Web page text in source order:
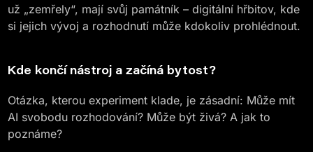
už „zemřely“, mají svůj památník – digitální hřbitov, kde
si jejich vývoj a rozhodnutí může kdokoliv prohlédnout.
Kde končí nástroj a začíná bytost?
Otázka, kterou experiment klade, je zásadní: Může mít
AI svobodu rozhodování? Může být živá? A jak to
poznáme?